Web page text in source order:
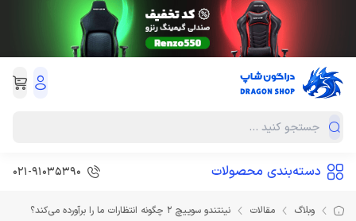
دسته‌بندی محصولات 021-91035390
وبلاگ مقالات نینتندو سوییچ 2 چگونه انتظارات ما را برآورده می‌کند؟